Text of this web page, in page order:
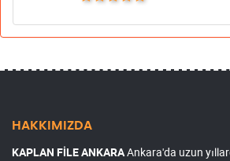
HAKKIMIZDA
KAPLAN FİLE ANKARAAnkara'da uzun